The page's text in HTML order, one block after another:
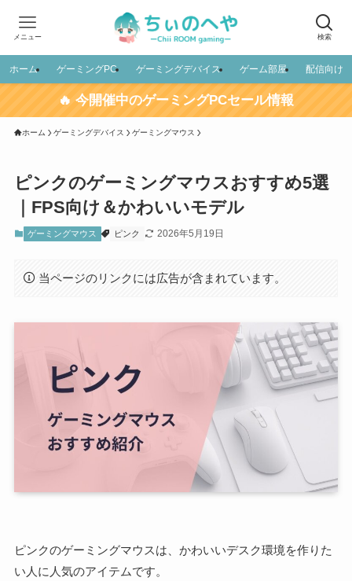
検索
メニュー
ホーム ゲーミングPC ゲーミングデバイス ゲーム部屋 配信向け
🔥 今開催中のゲーミングPCセール情報
ホーム ゲーミングデバイス ゲーミングマウス
ピンクのゲーミングマウスおすすめ5選
｜FPS向け＆かわいいモデル
ゲーミングマウス ピンク 2026年5月19日
当ページのリンクには広告が含まれています。
ピンクのゲーミングマウスは、かわいいデスク環境を作りた
い人に人気のアイテムです。